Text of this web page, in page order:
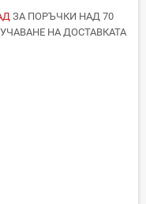
ЗА ПОРЪЧКИ НАД 70
НА ДОСТАВКАТА